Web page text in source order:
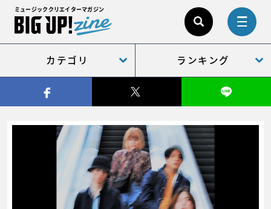
ミュージッククリエイターマガジン
カテゴリ ランキング